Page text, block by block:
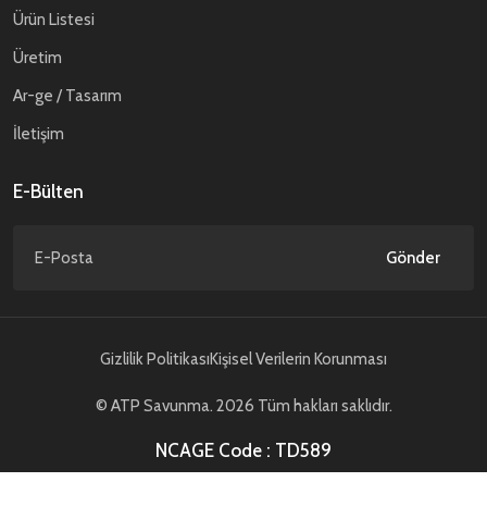
Ürün Listesi
Üretim
Ar-ge / Tasarım
İletişim
E-Bülten
Gönder
Gizlilik PolitikasıKişisel Verilerin Korunması
© ATP Savunma. 2026 Tüm hakları saklıdır.
NCAGE Code : TD589